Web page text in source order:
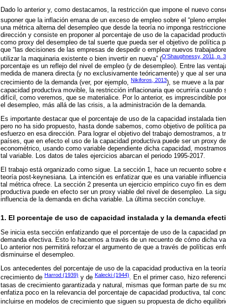
Dado lo anterior y, como destacamos, la restricción que impone el nuevo
suponer que la inflación emana de un exceso de empleo sobre el “pleno
una métrica alterna del desempleo que desde la teoría no imponga
dirección y consiste en proponer al porcentaje de uso de la capacidad
como proxy del desempleo de tal suerte que pueda ser el objetivo de política
que “las decisiones de las empresas de despedir o emplear nuevos
utilizar la maquinaria existente o bien invertir en nueva” (O’Shaughnessy, 2011, p.
porcentaje es un reflejo del nivel de empleo (y de desempleo). Entre las
medida de manera directa (y no exclusivamente teóricamente) y que al ser
crecimiento de la demanda (ver, por ejemplo, Nikiforos, 2013), se mueve a la
capacidad productiva movible, la restricción inflacionaria que ocurriría
difícil, como veremos, que se materialice. Por lo anterior, es imprescindible
el desempleo, más allá de las crisis, a la administración de la demanda.
Es importante destacar que el porcentaje de uso de la capacidad instalada
pero no ha sido propuesto, hasta donde sabemos, como objetivo de política
esfuerzo en esa dirección. Para lograr el objetivo del trabajo demostramos, a
países, que en efecto el uso de la capacidad productiva puede ser un proxy
econométrico, usando como variable dependiente dicha capacidad,
tal variable. Los datos de tales ejercicios abarcan el periodo 1995-2017.
El trabajo está organizado como sigue. La sección 1, hace un recuento
teoría post-keynesiana. La intención es enfatizar que es una variable
tal métrica ofrece. La sección 2 presenta un ejercicio empírico cuyo fin es
productiva puede en efecto ser un proxy viable del nivel de desempleo. La
influencia de la demanda en dicha variable. La última sección concluye.
1. El porcentaje de uso de capacidad instalada y la demanda
Se inicia esta sección enfatizando que el porcentaje de uso de la capacidad
demanda efectiva. Esto lo hacemos a través de un recuento de cómo dicha
Lo anterior nos permitirá reforzar el argumento de que a través de políticas
disminuirse el desempleo.
Los antecedentes del porcentaje de uso de la capacidad productiva en la
crecimiento de Harrod (1939) y de Kalecki (1944). En el primer caso, hizo
tasas de crecimiento garantizada y natural, mismas que forman parte de su
enfatiza poco en la relevancia del porcentaje de capacidad productiva, tal
incluirse en modelos de crecimiento que siguen su propuesta de dicho